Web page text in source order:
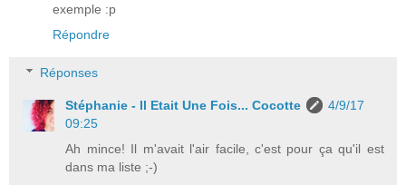
exemple :p
Répondre
Réponses
Stéphanie - Il Etait Une Fois... Cocotte
4/9/17
09:25
Ah mince! Il m'avait l'air facile, c'est pour ça qu'il est
dans ma liste ;-)